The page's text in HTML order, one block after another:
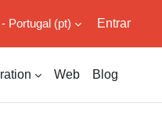
Portugal ‎(pt)‎ Entrar
Web Blog